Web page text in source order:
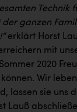
Technik
der ganzen
erklärt Horst
mit
2020
Wir
lassen sie uns
Lauß